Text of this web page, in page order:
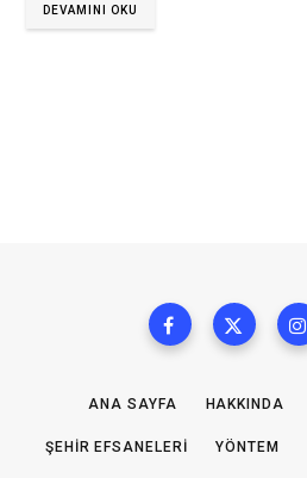
DEVAMINI OKU
ANA SAYFA HAKKINDA
ŞEHIR EFSANELERI YÖNTEM